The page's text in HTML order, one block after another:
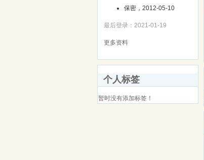
保密，2012-05-10
最后登录：2021-01-19
更多资料
个人标签
暂时没有添加标签！